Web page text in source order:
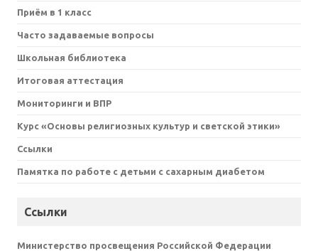
Приём в 1 класс
Часто задаваемые вопросы
Школьная библиотека
Итоговая аттестация
Мониторинги и ВПР
Курс «Основы религиозных культур и светской этики»
Ссылки
Памятка по работе с детьми с сахарным диабетом
Ссылки
Министерство просвещения Российской Федерации